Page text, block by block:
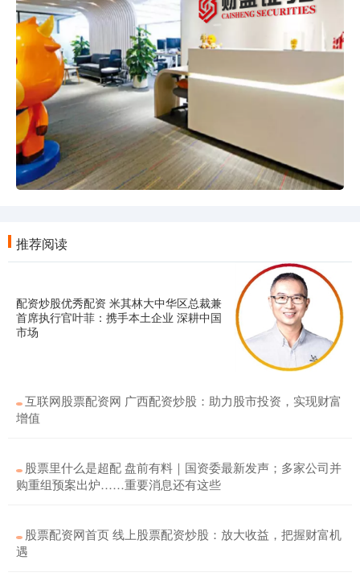
推荐阅读
配资炒股优秀配资 米其林大中华区总裁兼
首席执行官叶菲：携手本土企业 深耕中国
市场
互联网股票配资网 广西配资炒股：助力股市投资，实现财富
增值
股票里什么是超配 盘前有料｜国资委最新发声；多家公司并
购重组预案出炉……重要消息还有这些
股票配资网首页 线上股票配资炒股：放大收益，把握财富机
遇